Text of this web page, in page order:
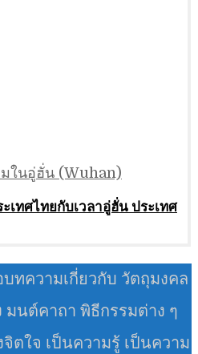
เทศไทยกับเวลาอู่ฮั่น ประเทศ
ทความเกี่ยวกับ วัตถุมงคล
มนต์คาถา พิธีกรรมต่าง ๆ
ตใจ เป็นความรู้ เป็นความ